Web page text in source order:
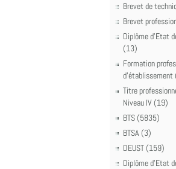
Brevet de
Brevet
Diplôme d'Etat
(13)
Formation
d'établissement
Titre
Niveau IV (19)
BTS (5835)
BTSA (3)
DEUST (159)
Diplôme d'Etat